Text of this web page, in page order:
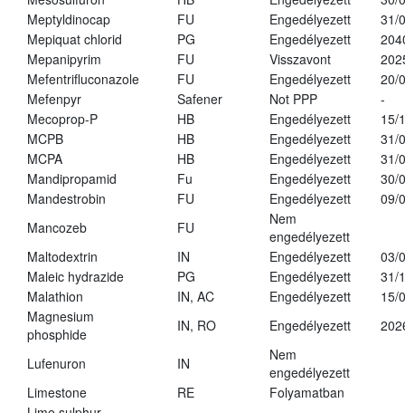
Meptyldinocap
FU Engedélyezett
31/
Mepiquat chlorid
PG Engedélyezett
Mepanipyrim
FU Visszavont
Mefentrifluconazole
FU Engedélyezett
20/
Mefenpyr
Safener Not PPP
-
Mecoprop-P
HB Engedélyezett
15/
MCPB
HB Engedélyezett
31/
MCPA
HB Engedélyezett
31/
Mandipropamid
Fu Engedélyezett
30/
Mandestrobin
FU Engedélyezett
09/
Mancozeb
FU
Nem
engedélyezett
Maltodextrin
IN Engedélyezett
03/
Maleic hydrazide
PG Engedélyezett
31/
Malathion
IN, AC Engedélyezett
15/
Magnesium
phosphide
IN, RO Engedélyezett
Lufenuron IN
Nem
engedélyezett
Limestone
RE
Folyamatban